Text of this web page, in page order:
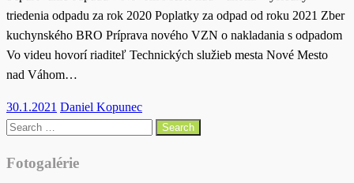
triedenia odpadu za rok 2020 Poplatky za odpad od roku 2021 Zber
kuchynského BRO Príprava nového VZN o nakladania s odpadom
Vo videu hovorí riaditeľ Technických služieb mesta Nové Mesto
nad Váhom…
Posted
on
30.1.2021 Daniel Kopunec
Search
Fotogalérie